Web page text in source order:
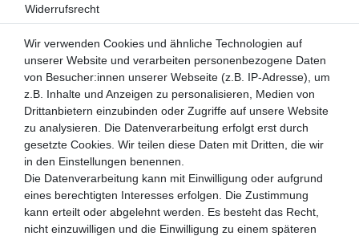
Widerrufsrecht
Über uns
Mein Konto
Login
Registrieren
Versandpartner
Wir verwenden Cookies und ähnliche Technologien auf
unserer Website und verarbeiten personenbezogene Daten
von Besucher:innen unserer Webseite (z.B. IP-Adresse), um
z.B. Inhalte und Anzeigen zu personalisieren, Medien von
Drittanbietern einzubinden oder Zugriffe auf unsere Website
zu analysieren. Die Datenverarbeitung erfolgt erst durch
gesetzte Cookies. Wir teilen diese Daten mit Dritten, die wir
in den Einstellungen benennen.
Die Datenverarbeitung kann mit Einwilligung oder aufgrund
eines berechtigten Interesses erfolgen. Die Zustimmung
kann erteilt oder abgelehnt werden. Es besteht das Recht,
nicht einzuwilligen und die Einwilligung zu einem späteren